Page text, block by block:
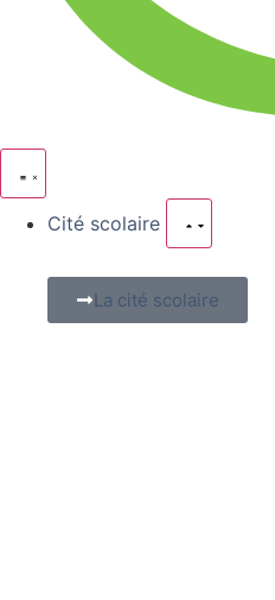
Cité scolaire
La cité scolaire